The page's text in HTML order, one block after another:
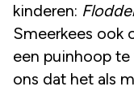
kinderen:
Smeerkees ook
een puinhoop te
ons dat het als